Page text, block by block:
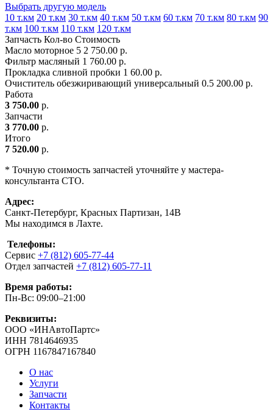
Выбрать другую модель
10 т.км 20 т.км 30 т.км 40 т.км 50 т.км 60 т.км 70 т.км 80 т.км 90
т.км 100 т.км 110 т.км 120 т.км
Запчасть Кол-во Стоимость
Масло моторное 5 2 750.00 р.
Фильтр масляный 1 760.00 р.
Прокладка сливной пробки 1 60.00 р.
Очиститель обезжиривающий универсальный 0.5 200.00 р.
Работа
3 750.00 р.
Запчасти
3 770.00 р.
Итого
7 520.00 р.
* Точную стоимость запчастей уточняйте у мастера-
консультанта СТО.
Адрес:
Санкт-Петербург, Красных Партизан, 14В
Мы находимся в Лахте.
Телефоны:
Сервис +7 (812) 605-77-44
Отдел запчастей +7 (812) 605-77-11
Время работы:
Пн-Вс: 09:00–21:00
Реквизиты:
ООО «ИНАвтоПартс»
ИНН 7814646935
ОГРН 1167847167840
О нас
Услуги
Запчасти
Контакты